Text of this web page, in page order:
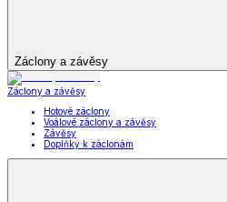
Záclony a závěsy
Záclony a závěsy
Hotové záclony
Voálové záclony a závěsy
Závěsy
Doplňky k záclonám